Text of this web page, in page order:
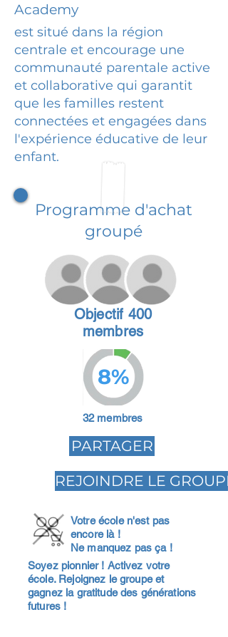
Academy
est situé dans la région
centrale et encourage une
communauté parentale active
et collaborative qui garantit
que les familles restent
connectées et engagées dans
l'expérience éducative de leur
enfant.
Programme d'achat
groupé
Objectif 400
membres
8%
32 membres
PARTAGER
REJOINDRE LE GROUPE
Votre école n'est pas
encore là !
Ne manquez pas ça !
Soyez pionnier ! Activez votre
école. Rejoignez le groupe et
gagnez la gratitude des générations
futures !